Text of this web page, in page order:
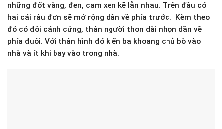
những đốt vàng, đen, cam xen kẽ lẫn nhau. Trên đầu có
hai cái râu đơn sẽ mở rộng dần về phía trước. Kèm theo
đó có đôi cánh cứng, thân người thon dài nhọn dần về
phía đuôi. Với thân hình đó kiến ba khoang chủ bò vào
nhà và ít khi bay vào trong nhà.